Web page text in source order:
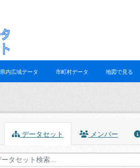
県内広域データ 市町村データ 地図で見る
データセット メンバー